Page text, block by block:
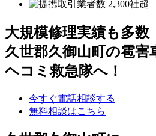
大規模修理実績も多数
久世郡久御山町の雹害
ヘコミ救急隊へ！
今すぐ電話相談する
無料相談はこちら